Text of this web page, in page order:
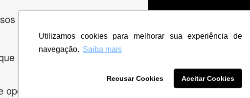
Utilizamos cookies para melhorar sua experiência de
navegação. Saiba mais
Recusar Cookies Aceitar Cookies
produtos
você deseja na criação
e peça